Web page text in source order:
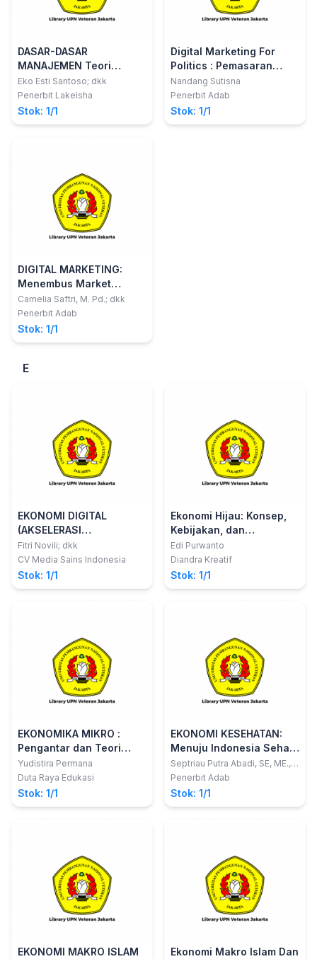
DASAR-DASAR
MANAJEMEN Teori
Manajemen dan
Penerapannya
Eko Esti Santoso; dkk
Penerbit Lakeisha
Stok: 1/1
Digital Marketing For
Politics : Pemasaran
Politik Era Digital
Nandang Sutisna
Penerbit Adab
Stok: 1/1
DIGITAL MARKETING:
Menembus Market
Meningkatkan Omset
Camelia Saftri, M. Pd.; dkk
Penerbit Adab
Stok: 1/1
E
EKONOMI DIGITAL
(AKSELERASI
DIGITALISASI)
Fitri Novili; dkk
CV Media Sains Indonesia
Stok: 1/1
Ekonomi Hijau: Konsep,
Kebijakan, dan
Implementasi
Edi Purwanto
Diandra Kreatif
Stok: 1/1
EKONOMIKA MIKRO :
Pengantar dan Teori
Dasar
Yudistira Permana
Duta Raya Edukasi
Stok: 1/1
EKONOMI KESEHATAN:
Menuju Indonesia Sehat
dan Sejahtera
Septriau Putra Abadi, SE, ME.,
Dr.; dkk
Penerbit Adab
Stok: 1/1
EKONOMI MAKRO ISLAM
Ekonomi Makro Islam Dan